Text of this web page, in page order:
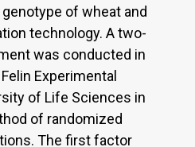
of wheat and
technology. A two-
was conducted in
Experimental
of Life Sciences in
of randomized
The first factor